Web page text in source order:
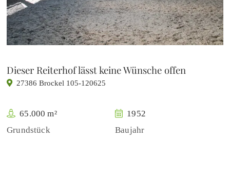
Dieser Reiterhof lässt keine Wünsche offen
27386 Brockel 105-120625
65.000 m²
Grundstück
1952
Baujahr